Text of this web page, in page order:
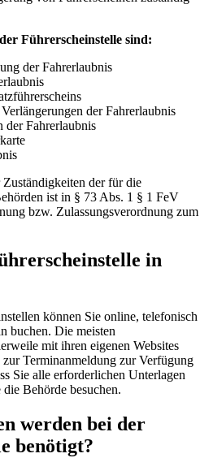
Führerscheinstelle sind:
der Fahrerlaubnis
der Fahrerlaubnis
der Fahrerlaubnis
der für die
ist in § 73 Abs. 1 § 1 FeV
bzw. Zulassungsverordnung zum
in
können Sie online, telefonisch
buchen. Die meisten
mit ihren eigenen Websites
Terminanmeldung zur Verfügung
Sie alle erforderlichen Unterlagen
Behörde besuchen.
werden bei der
benötigt?